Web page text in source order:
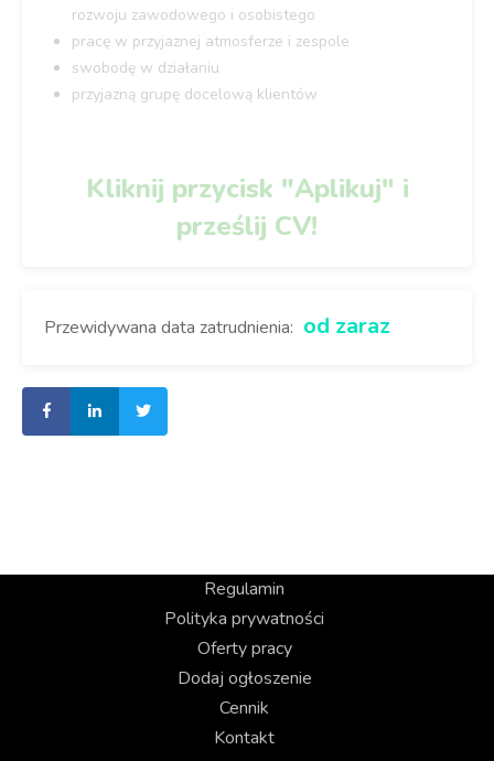
rozwoju zawodowego i osobistego
pracę w przyjaznej atmosferze i zespole
swobodę w działaniu
przyjazną grupę docelową klientów
Kliknij przycisk "Aplikuj" i
prześlij CV!
Przewidywana data zatrudnienia: od zaraz
Regulamin
Polityka prywatności
Oferty pracy
Dodaj ogłoszenie
Cennik
Kontakt